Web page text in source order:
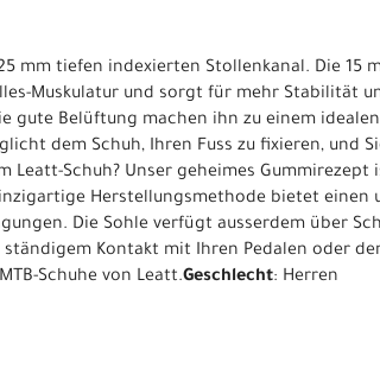
mm tiefen indexierten Stollenkanal. Die 15
Muskulatur und sorgt für mehr Stabilität
gute Belüftung machen ihn zu einem
dem Schuh, Ihren Fuss zu fixieren, und
Schuh? Unser geheimes Gummirezept
Herstellungsmethode bietet einen
Die Sohle verfügt ausserdem über
Kontakt mit Ihren Pedalen oder
Schuhe von Leatt.Geschlecht: Herren